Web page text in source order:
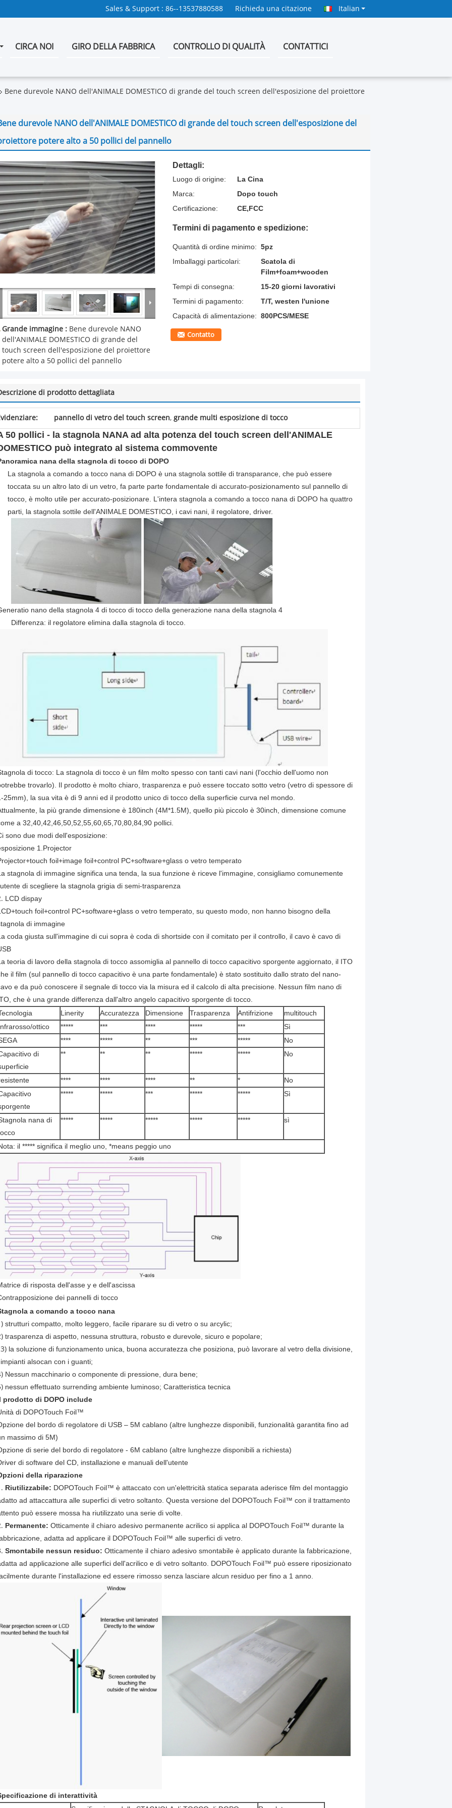
Sales & Support : 86--13537880588 Richieda una citazione Italian
CIRCA NOI GIRO DELLA FABBRICA CONTROLLO DI QUALITÀ CONTATTICI
Bene durevole NANO dell'ANIMALE DOMESTICO di grande del touch screen dell'esposizione del proiettore
durevole NANO dell'ANIMALE DOMESTICO di grande del touch screen dell'esposizione del
potere alto a 50 pollici del pannello
Grande immagine : Bene durevole NANO
dell'ANIMALE DOMESTICO di grande del
touch screen dell'esposizione del proiettore
potere alto a 50 pollici del pannello
Dettagli:
Luogo di origine:
La Cina
Marca:
Dopo touch
Certificazione:
CE,FCC
Termini di pagamento e spedizione:
Quantità di ordine minimo: 5pz
Imballaggi particolari:
Scatola di
Film+foam+wooden
Tempi di consegna:
15-20 giorni lavorativi
Termini di pagamento:
T/T, westen l'unione
Capacità di alimentazione: 800PCS/MESE
Contatto
di prodotto dettagliata
pannello di vetro del touch screen, grande multi esposizione di tocco
50 pollici - la stagnola NANA ad alta potenza del touch screen dell'ANIMALE
può integrato al sistema commovente
nana della stagnola di tocco di DOPO
La stagnola a comando a tocco nana di DOPO è una stagnola sottile di transparance, che può essere
toccata su un altro lato di un vetro, fa parte parte fondamentale di accurato-posizionamento sul pannello di
tocco, è molto utile per accurato-posizionare. L'intera stagnola a comando a tocco nana di DOPO ha quattro
parti, la stagnola sottile dell'ANIMALE DOMESTICO, i cavi nani, il regolatore, driver.
nano della stagnola 4 di tocco di tocco della generazione nana della stagnola 4
Differenza: il regolatore elimina dalla stagnola di tocco.
di tocco: La stagnola di tocco è un film molto spesso con tanti cavi nani (l'occhio dell'uomo non
trovarlo). Il prodotto è molto chiaro, trasparenza e può essere toccato sotto vetro (vetro di spessore di
25mm), la sua vita è di 9 anni ed il prodotto unico di tocco della superficie curva nel mondo.
la più grande dimensione è 180inch (4M*1.5M), quello più piccolo è 30inch, dimensione comune
a 32,40,42,46,50,52,55,60,65,70,80,84,90 pollici.
sono due modi dell'esposizione:
1.Projector
foil+image foil+control PC+software+glass o vetro temperato
stagnola di immagine significa una tenda, la sua funzione è riceve l'immagine, consigliamo comunemente
di scegliere la stagnola grigia di semi-trasparenza
LCD dispay
foil+control PC+software+glass o vetro temperato, su questo modo, non hanno bisogno della
di immagine
coda giusta sull'immagine di cui sopra è coda di shortside con il comitato per il controllo, il cavo è cavo di
teoria di lavoro della stagnola di tocco assomiglia al pannello di tocco capacitivo sporgente aggiornato, il ITO
il film (sul pannello di tocco capacitivo è una parte fondamentale) è stato sostituito dallo strato del nano-
e da può conoscere il segnale di tocco via la misura ed il calcolo di alta precisione. Nessun film nano di
che è una grande differenza dall'altro angelo capacitivo sporgente di tocco.
Linerity Accuratezza Dimensione Trasparenza Antifrizione
multitouch
ottico
***** *** **** ***** ***
Sì
**** ***** ** *** *****
No
di
** ** ** ***** ***** No
**** **** **** ** *
No
***** ***** *** ***** ***** Sì
nana di
***** ***** ***** ***** ***** sì
il ***** significa il meglio uno, *means peggio uno
di risposta dell'asse y e dell'ascissa
dei pannelli di tocco
a comando a tocco nana
strutturi compatto, molto leggero, facile riparare su di vetro o su arcylic;
trasparenza di aspetto, nessuna struttura, robusto e durevole, sicuro e popolare;
3) la soluzione di funzionamento unica, buona accuratezza che posiziona, può lavorare al vetro della divisione,
impianti alsocan con i guanti;
Nessun macchinario o componente di pressione, dura bene;
nessun effettuato surrending ambiente luminoso; Caratteristica tecnica
prodotto di DOPO include
di DOPOTouch Foil™
del bordo di regolatore di USB – 5M cablano (altre lunghezze disponibili, funzionalità garantita fino ad
massimo di 5M)
di serie del bordo di regolatore - 6M cablano (altre lunghezze disponibili a richiesta)
di software del CD, installazione e manuali dell'utente
della riparazione
Riutilizzabile: DOPOTouch Foil™ è attaccato con un'elettricità statica separata aderisce film del montaggio
ad attaccattura alle superfici di vetro soltanto. Questa versione del DOPOTouch Foil™ con il trattamento
può essere mossa ha riutilizzato una serie di volte.
Permanente: Otticamente il chiaro adesivo permanente acrilico si applica al DOPOTouch Foil™ durante la
adatta ad applicare il DOPOTouch Foil™ alle superfici di vetro.
Smontabile nessun residuo: Otticamente il chiaro adesivo smontabile è applicato durante la fabbricazione,
ad applicazione alle superfici dell'acrilico e di vetro soltanto. DOPOTouch Foil™ può essere riposizionato
durante l'installazione ed essere rimosso senza lasciare alcun residuo per fino a 1 anno.
di interattività